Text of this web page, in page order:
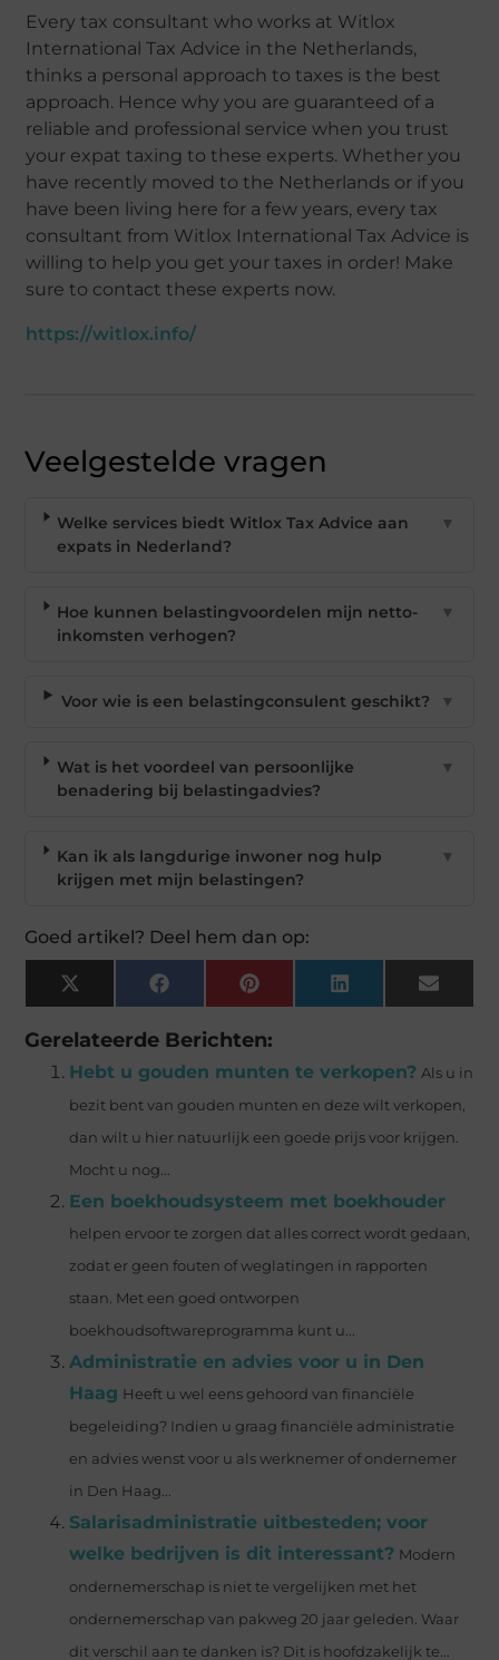
Every tax consultant who works at Witlox
International Tax Advice in the Netherlands,
thinks a personal approach to taxes is the best
approach. Hence why you are guaranteed of a
reliable and professional service when you trust
your expat taxing to these experts. Whether you
have recently moved to the Netherlands or if you
have been living here for a few years, every tax
consultant from Witlox International Tax Advice is
willing to help you get your taxes in order! Make
sure to contact these experts now.
https://witlox.info/
Veelgestelde vragen
Welke services biedt Witlox Tax Advice aan
expats in Nederland?
▼
Hoe kunnen belastingvoordelen mijn netto-
inkomsten verhogen?
▼
Voor wie is een belastingconsulent geschikt? ▼
Wat is het voordeel van persoonlijke
benadering bij belastingadvies?
▼
Kan ik als langdurige inwoner nog hulp
krijgen met mijn belastingen?
▼
Goed artikel? Deel hem dan op:
X
(Twitter)
Facebook Pinterest LinkedIn Email
Gerelateerde Berichten:
Hebt u gouden munten te verkopen? Als u in
bezit bent van gouden munten en deze wilt verkopen,
dan wilt u hier natuurlijk een goede prijs voor krijgen.
Mocht u nog...
Een boekhoudsysteem met boekhouder
helpen ervoor te zorgen dat alles correct wordt gedaan,
zodat er geen fouten of weglatingen in rapporten
staan. Met een goed ontworpen
boekhoudsoftwareprogramma kunt u...
Administratie en advies voor u in Den
Haag Heeft u wel eens gehoord van financiële
begeleiding? Indien u graag financiële administratie
en advies wenst voor u als werknemer of ondernemer
in Den Haag...
Salarisadministratie uitbesteden; voor
welke bedrijven is dit interessant? Modern
ondernemerschap is niet te vergelijken met het
ondernemerschap van pakweg 20 jaar geleden. Waar
dit verschil aan te danken is? Dit is hoofdzakelijk te...